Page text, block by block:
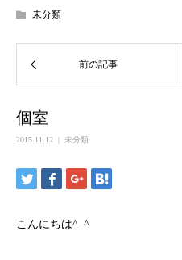
未分類
個室
2015.11.12 未分類
こんにちは^_^